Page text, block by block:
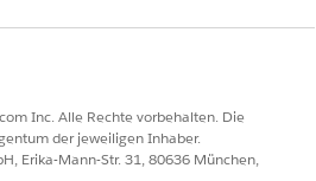
konfiguriert sind. Weitere
Konnektor finden Sie
MITHILFE DIESES ARTIKELS
Inc. Alle Rechte vorbehalten. Die
der jeweiligen Inhaber.
Erika-Mann-Str. 31, 80636 München,